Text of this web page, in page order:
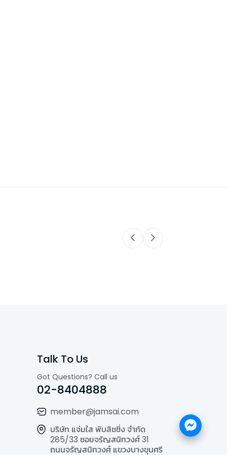
Talk To Us
Got Questions? Call us
02-8404888
member@jamsai.com
บริษัท แจ่มใส พับลิชชิ่ง จำกัด
285/33 ซอยจรัญสนิทวงศ์ 31
ถนนจรัญสนิทวงศ์ แขวงบางขุนศรี